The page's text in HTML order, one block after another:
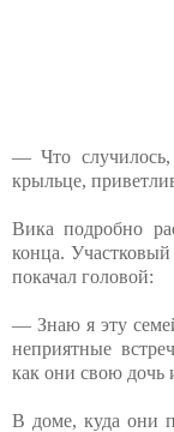
— Что
крыльце,
Вика подробно
конца.
покачал головой:
— Знаю я эту
неприятные
как они свою дочь
В доме, куда они